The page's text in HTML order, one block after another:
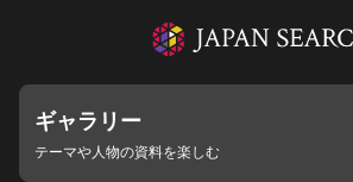
ギャラリー
テーマや人物の資料を楽しむ